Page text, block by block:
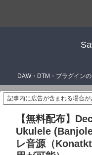
DAW・DTM・プラグイン
記事内に広告が含まれる場合が
【無料配布】
Ukulele
レ音源（